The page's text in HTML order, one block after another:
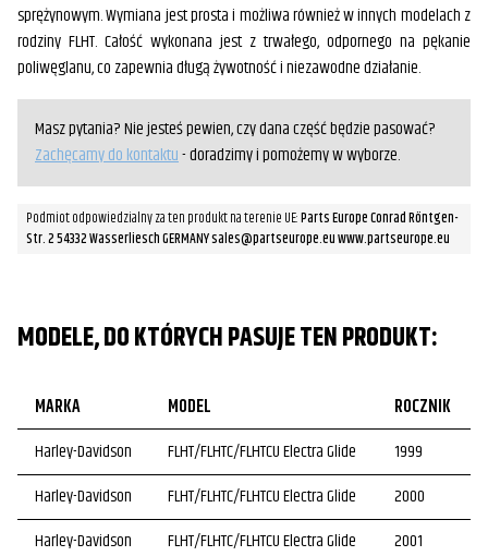
sprężynowym. Wymiana jest prosta i możliwa również w innych modelach z
rodziny FLHT. Całość wykonana jest z trwałego, odpornego na pękanie
poliwęglanu, co zapewnia długą żywotność i niezawodne działanie.
Masz pytania? Nie jesteś pewien, czy dana część będzie pasować?
Zachęcamy do kontaktu- doradzimy i pomożemy w wyborze.
Podmiot odpowiedzialny za ten produkt na terenie UE:Parts Europe Conrad Röntgen-
Str. 2 54332 Wasserliesch GERMANY sales@partseurope.eu www.partseurope.eu
MODELE, DO KTÓRYCH PASUJE TEN PRODUKT:
MARKA MODEL
ROCZNIK
Harley-Davidson
FLHT/FLHTC/FLHTCU Electra Glide
1999
Harley-Davidson
FLHT/FLHTC/FLHTCU Electra Glide
2000
Harley-Davidson
FLHT/FLHTC/FLHTCU Electra Glide
2001